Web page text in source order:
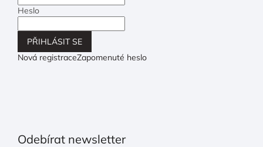
Heslo
PŘIHLÁSIT SE
Nová registraceZapomenuté heslo
Odebírat newsletter